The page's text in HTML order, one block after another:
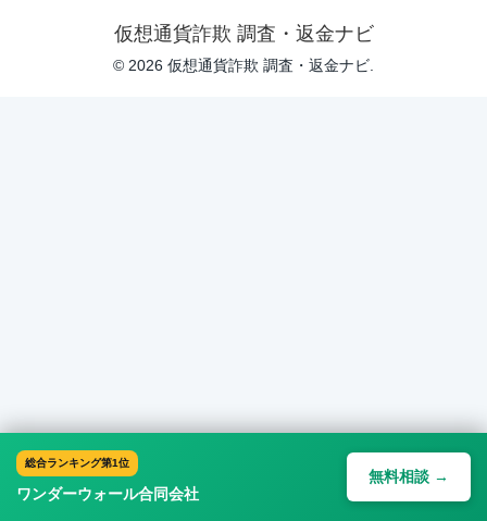
仮想通貨詐欺 調査・返金ナビ
© 2026 仮想通貨詐欺 調査・返金ナビ.
総合ランキング第1位
ワンダーウォール合同会社
無料相談 →